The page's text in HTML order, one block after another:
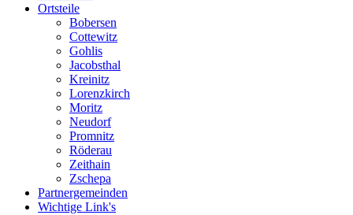
Ortsteile
Bobersen
Cottewitz
Gohlis
Jacobsthal
Kreinitz
Lorenzkirch
Moritz
Neudorf
Promnitz
Röderau
Zeithain
Zschepa
Partnergemeinden
Wichtige Link's